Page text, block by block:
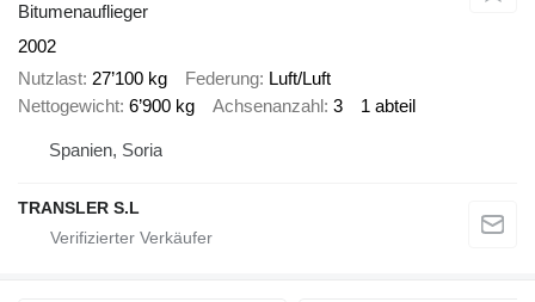
Bitumenauflieger
2002
Nutzlast 27’100 kg Federung Luft/Luft
Nettogewicht 6’900 kg Achsenanzahl 3 1 abteil
Spanien, Soria
TRANSLER S.L